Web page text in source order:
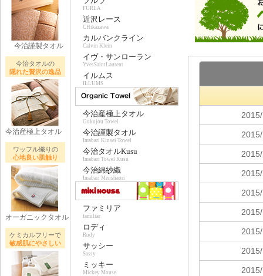
今治謹製タオル
今治タオルの
隠れた贅沢の逸品
今治産極上タオル
ワッフル織りの
心地良い肌触り
オーガニックタオル
ケミカルフリーで
敏感肌にやさしい
FURLA
近沢レース
CHikazawa
カルバンクライン
Calvin Klein
イヴ・サンローラン
YvesSaintLaurent
イルムス
ILLUMS
今治産極上タオル
Gokujou Towel
今治謹製タオル
Imabari Kinsei Towel
今治タオルKusu
Imabari Towel Kusu
今治綿紗織
Imabari Menshaori
ファミリア
familiar
ロディ
Rody
サッシー
Sassy
ミッキー
Mickey Mouse